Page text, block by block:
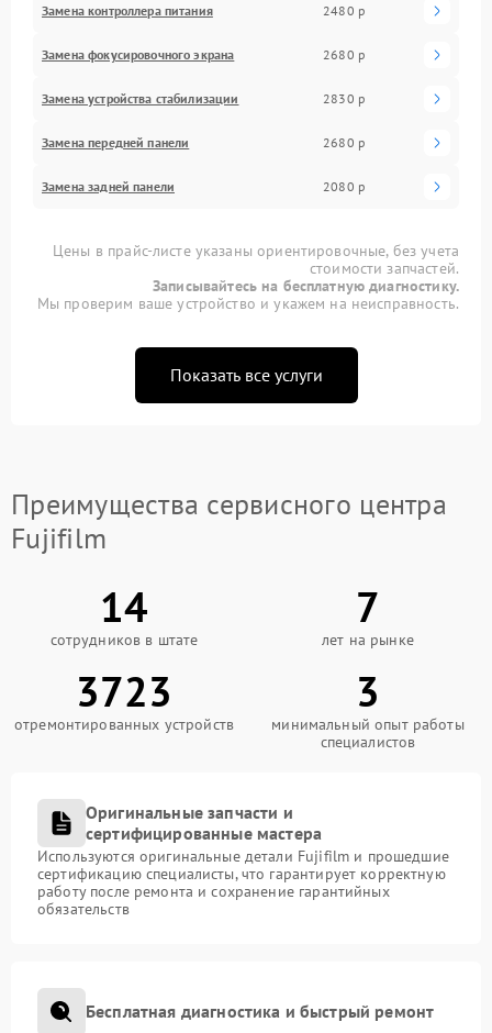
Замена контроллера питания 2480 р
Замена фокусировочного экрана 2680 р
Замена устройства стабилизации 2830 р
Замена передней панели 2680 р
Замена задней панели 2080 р
Цены в прайс-листе указаны ориентировочные, без учета
стоимости запчастей.
Записывайтесь на бесплатную диагностику.
Мы проверим ваше устройство и укажем на неисправность.
Показать все услуги
Преимущества сервисного центра
Fujifilm
14
сотрудников в штате
7
лет на рынке
3723
отремонтированных устройств
3
минимальный опыт работы
специалистов
Оригинальные запчасти и
сертифицированные мастера
Используются оригинальные детали Fujifilm и прошедшие
сертификацию специалисты, что гарантирует корректную
работу после ремонта и сохранение гарантийных
обязательств
Бесплатная диагностика и быстрый ремонт